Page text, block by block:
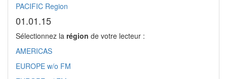
PACIFIC Region
01.01.15
Sélectionnez la région de votre lecteur :
AMERICAS
EUROPE w/o FM